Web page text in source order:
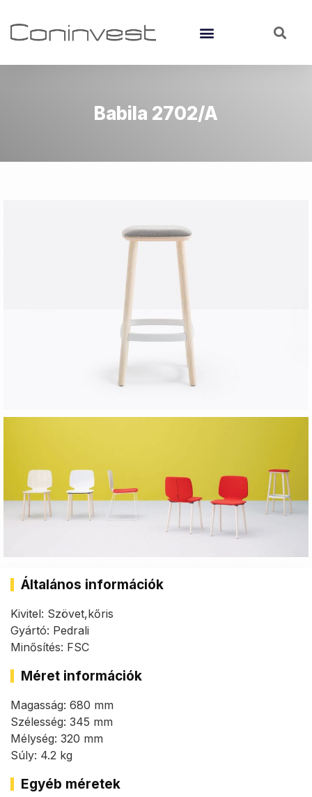
Babila 2702/A
Általános információk
Kivitel: Szövet,kőris
Gyártó: Pedrali
Minősítés: FSC
Méret információk
Magasság: 680 mm
Szélesség: 345 mm
Mélység: 320 mm
Súly: 4.2 kg
Egyéb méretek